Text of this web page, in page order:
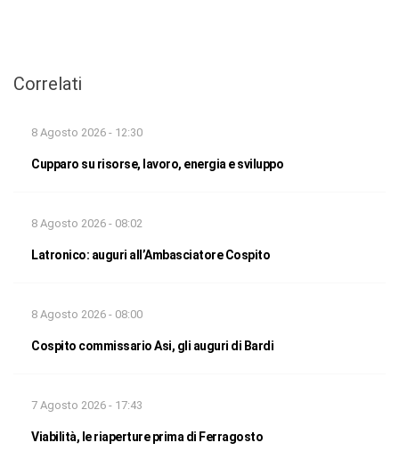
Correlati
8 Agosto 2026 - 12:30
Cupparo su risorse, lavoro, energia e sviluppo
8 Agosto 2026 - 08:02
Latronico: auguri all’Ambasciatore Cospito
8 Agosto 2026 - 08:00
Cospito commissario Asi, gli auguri di Bardi
7 Agosto 2026 - 17:43
Viabilità, le riaperture prima di Ferragosto